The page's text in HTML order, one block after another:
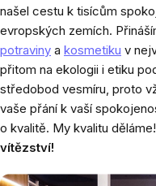
našel cestu k tisícům
evropských zemích.
potraviny a kosmetiku v
přitom na ekologii i etiku
středobod vesmíru, proto
vaše přání k vaší
o kvalitě. My kvalitu děláme!
vítězství!